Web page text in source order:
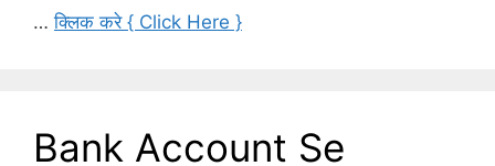
…क्लिक करे { Click Here }
Bank Account Se